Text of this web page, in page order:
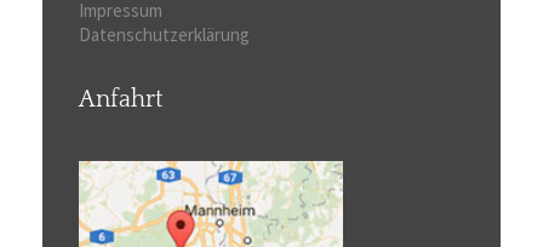
Impressum
Datenschutzerklärung
Anfahrt